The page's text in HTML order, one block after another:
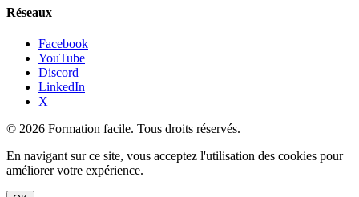
Réseaux
Facebook
YouTube
Discord
LinkedIn
X
© 2026 Formation facile. Tous droits réservés.
En navigant sur ce site, vous acceptez l'utilisation des cookies pour
améliorer votre expérience.